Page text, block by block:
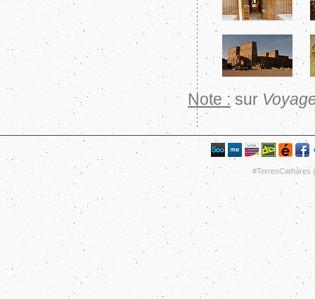
Note :sur
#TerresCathares